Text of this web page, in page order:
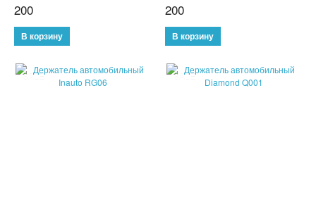
УХОД ЗА ТЕЛОМ
МАССАЖЕРЫ
200 200
SALE SALE